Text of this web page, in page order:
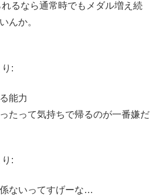
るなら通常時でもメダル増え続
んか。
り:
能力
たって気持ちで帰るのが一番嫌だ
り:
ないってすげーな…